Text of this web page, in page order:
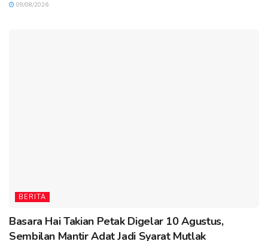
09/08/2026
BERITA
Basara Hai Takian Petak Digelar 10 Agustus,
Sembilan Mantir Adat Jadi Syarat Mutlak